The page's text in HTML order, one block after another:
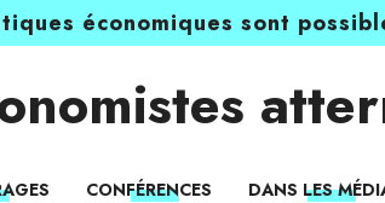
économiques sont
CONFÉRENCES DANS LES